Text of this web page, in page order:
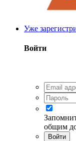
Уже
Войти
общим
Войти